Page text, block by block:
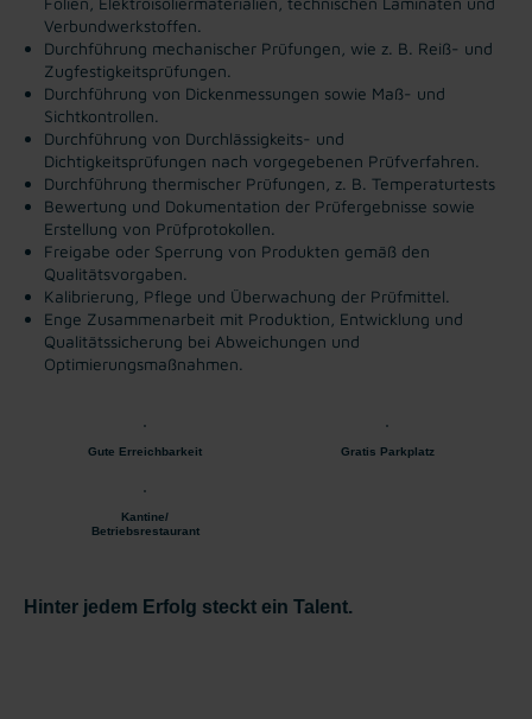
Verbundwerkstoffen.
Durchführung mechanischer Prüfungen, wie z. B. Reiß- und
Zugfestigkeitsprüfungen.
Durchführung von Dickenmessungen sowie Maß- und
Sichtkontrollen.
Durchführung von Durchlässigkeits- und
Dichtigkeitsprüfungen nach vorgegebenen Prüfverfahren.
Durchführung thermischer Prüfungen, z. B. Temperaturtests
Bewertung und Dokumentation der Prüfergebnisse sowie
Erstellung von Prüfprotokollen.
Freigabe oder Sperrung von Produkten gemäß den
Qualitätsvorgaben.
Kalibrierung, Pflege und Überwachung der Prüfmittel.
Enge Zusammenarbeit mit Produktion, Entwicklung und
Qualitätssicherung bei Abweichungen und
Optimierungsmaßnahmen.
Gute Erreichbarkeit Gratis Parkplatz
Kantine/
Betriebsrestaurant
Hinter jedem Erfolg steckt ein Talent.